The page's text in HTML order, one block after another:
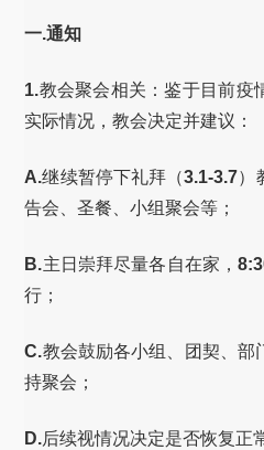
一.通知
1.教会聚会相关：鉴于目前疫
实际情况，教会决定并建议：
A.继续暂停下礼拜（3.1-3.7）
告会、圣餐、小组聚会等；
B.主日崇拜尽量各自在家，
行；
C.教会鼓励各小组、团契、部
持聚会；
D.后续视情况决定是否恢复正